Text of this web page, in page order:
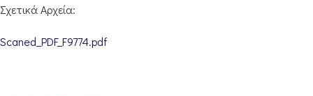
Σχετικά Αρχεία:
Scaned_PDF_F9774.pdf